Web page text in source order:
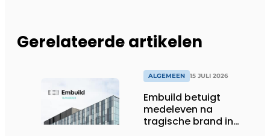
Gerelateerde artikelen
ALGEMEEN 15 JULI 2026
Embuild betuigt
medeleven na
tragische brand in